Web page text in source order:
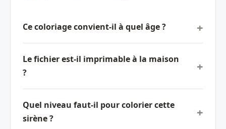
Ce coloriage convient-il à quel âge ?
Le fichier est-il imprimable à la maison
?
Quel niveau faut-il pour colorier cette
sirène ?